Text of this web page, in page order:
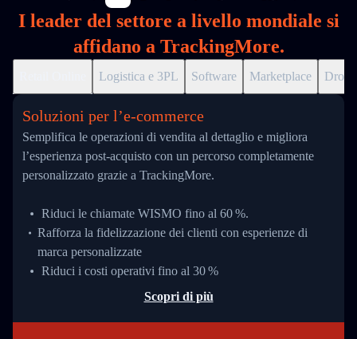
More pages
I leader del settore a livello mondiale si
affidano a TrackingMore.
Logistica e 3PL Software Marketplace
Soluzioni per l’e‑commerce
Semplifica le operazioni di vendita al dettaglio e migliora
l’esperienza post-acquisto con un percorso completamente
personalizzato grazie a TrackingMore.
Riduci le chiamate WISMO fino al 60 %.
Rafforza la fidelizzazione dei clienti con esperienze di
marca personalizzate
Riduci i costi operativi fino al 30 %
Scopri di più